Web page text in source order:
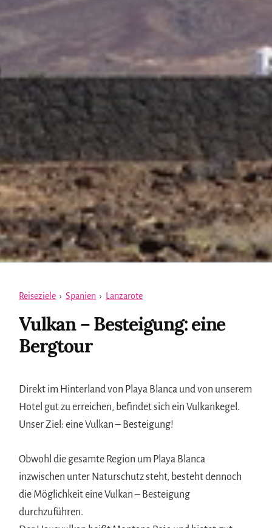
Reiseziele › Spanien › Lanzarote
Vulkan – Besteigung: eine
Bergtour
Direkt im Hinterland von Playa Blanca und von unserem
Hotel gut zu erreichen, befindet sich ein Vulkankegel.
Unser Ziel: eine Vulkan – Besteigung!
Obwohl die gesamte Region um Playa Blanca
inzwischen unter Naturschutz steht, besteht dennoch
die Möglichkeit eine Vulkan – Besteigung
durchzuführen.